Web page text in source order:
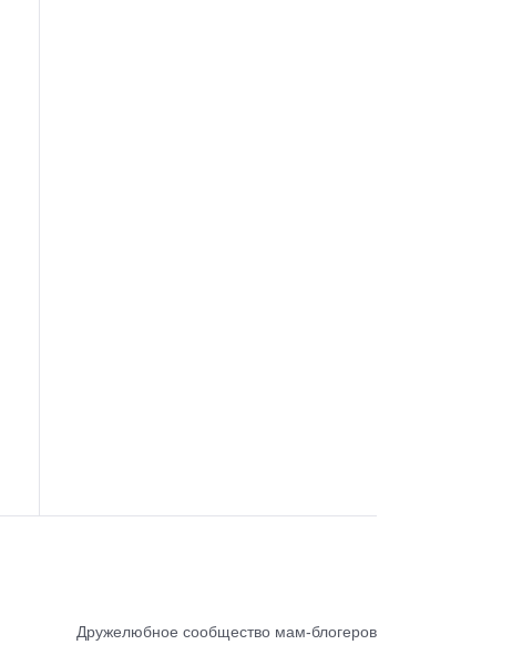
Дружелюбное сообщество мам-блогеров